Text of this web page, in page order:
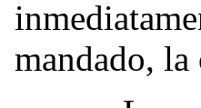
mandado,